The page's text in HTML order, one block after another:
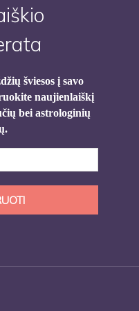
šviesos į savo
naujienlaiškį
bei astrologinių